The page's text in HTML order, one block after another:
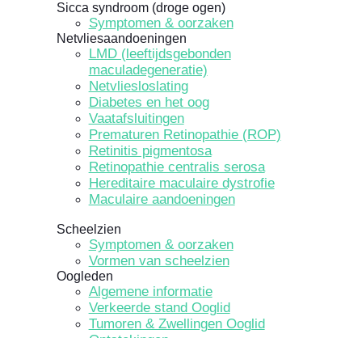
Sicca syndroom (droge ogen)
Symptomen & oorzaken
Netvliesaandoeningen
LMD (leeftijdsgebonden
maculadegeneratie)
Netvliesloslating
Diabetes en het oog
Vaatafsluitingen
Prematuren Retinopathie (ROP)
Retinitis pigmentosa
Retinopathie centralis serosa
Hereditaire maculaire dystrofie
Maculaire aandoeningen
Scheelzien
Symptomen & oorzaken
Vormen van scheelzien
Oogleden
Algemene informatie
Verkeerde stand Ooglid
Tumoren & Zwellingen Ooglid